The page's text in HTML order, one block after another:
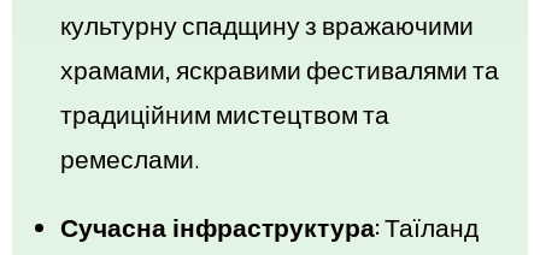
культурну спадщину з вражаючими
храмами, яскравими фестивалями та
традиційним мистецтвом та
ремеслами.
Сучасна інфраструктура:Таїланд